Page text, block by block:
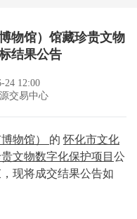
物馆）馆藏珍贵文物
结果公告
24 12:00
交易中心
物馆） 的 怀化市文化
文物数字化保护项目 公
现将成交结果公告如